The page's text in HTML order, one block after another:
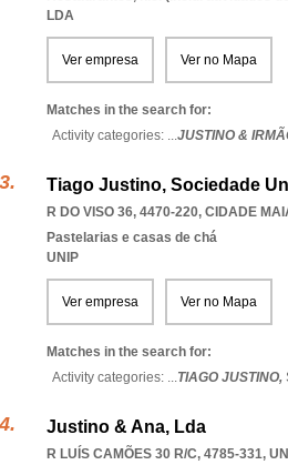
LDA
Ver empresa Ver no Mapa
Matches in the search for:
Activity categories: ...JUSTINO &
Tiago Justino, Sociedade
R DO VISO 36, 4470-220, CIDADE
Pastelarias e casas de chá
UNIP
Ver empresa Ver no Mapa
Matches in the search for:
Activity categories: ...TIAGO JUSTINO,
Justino & Ana, Lda
R LUÍS CAMÕES 30 R/C, 4785-331,